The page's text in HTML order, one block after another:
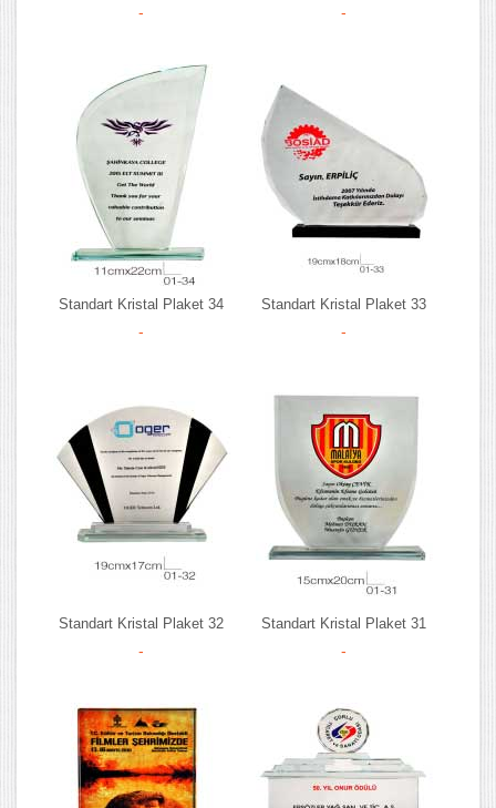
- -
Standart Kristal Plaket 34
-
Standart Kristal Plaket 33
-
Standart Kristal Plaket 32
-
Standart Kristal Plaket 31
-